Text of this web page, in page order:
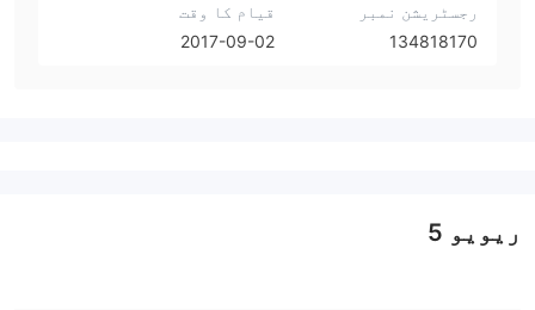
رجسٹریشن نمبر
134818170
قیام کا وقت
2017-09-02
ریویو